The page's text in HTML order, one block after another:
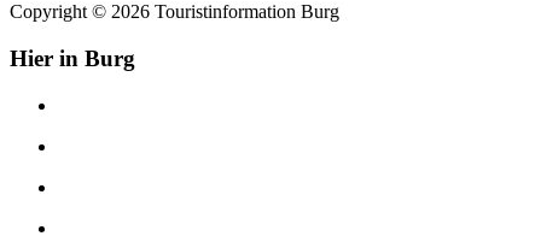
Copyright © 2026 Touristinformation Burg
Hier in Burg